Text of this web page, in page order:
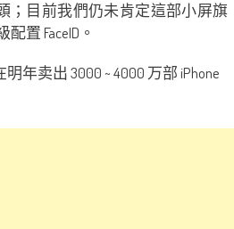
；目前我們仍未肯定這部小屏旗
置 FaceID。
年卖出 3000 ~ 4000 万部 iPhone